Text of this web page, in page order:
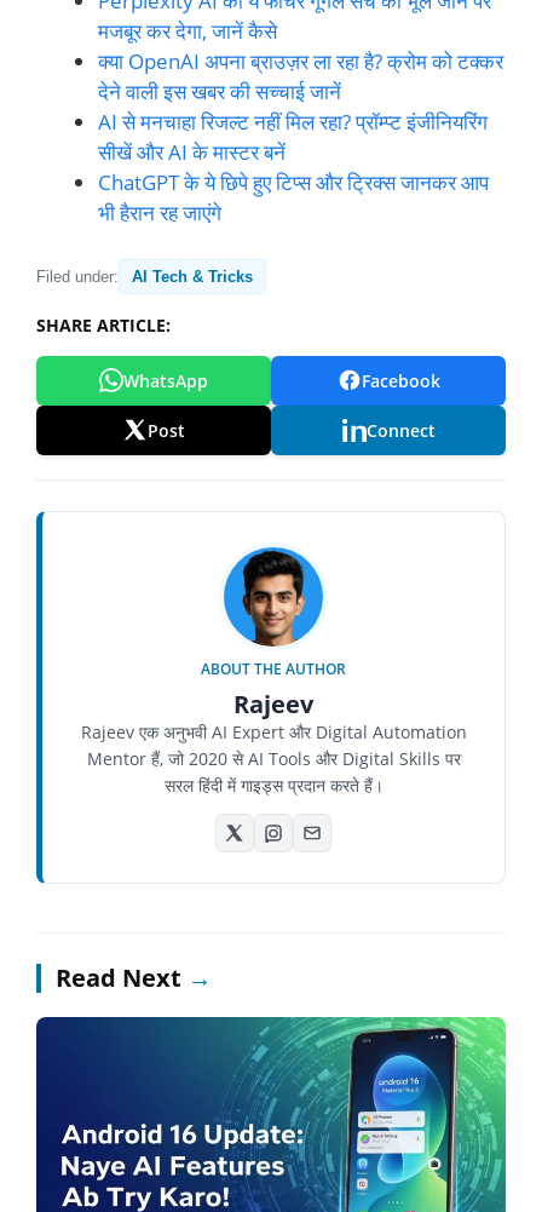
मजबूर कर देगा, जानें कैसे
क्या OpenAI अपना ब्राउज़र ला रहा है? क्रोम को टक्कर
देने वाली इस खबर की सच्चाई जानें
AI से मनचाहा रिजल्ट नहीं मिल रहा? प्रॉम्प्ट इंजीनियरिंग
सीखें और AI के मास्टर बनें
ChatGPT के ये छिपे हुए टिप्स और ट्रिक्स जानकर आप
भी हैरान रह जाएंगे
Filed under: AI Tech & Tricks
SHARE ARTICLE:
WhatsApp Facebook
Post Connect
ABOUT THE AUTHOR
Rajeev
Rajeev एक अनुभवी AI Expert और Digital Automation
Mentor हैं, जो 2020 से AI Tools और Digital Skills पर
सरल हिंदी में गाइड्स प्रदान करते हैं।
Read Next →